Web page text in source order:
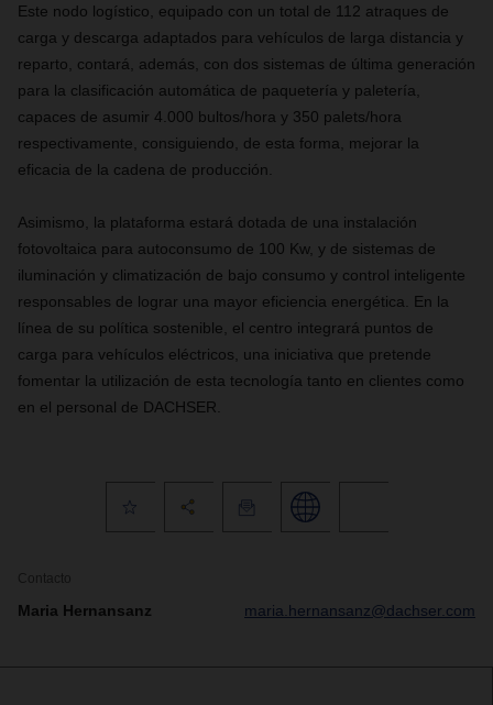
Este nodo logístico, equipado con un total de 112 atraques de
carga y descarga adaptados para vehículos de larga distancia y
reparto, contará, además, con dos sistemas de última generación
para la clasificación automática de paquetería y paletería,
capaces de asumir 4.000 bultos/hora y 350 palets/hora
respectivamente, consiguiendo, de esta forma, mejorar la
eficacia de la cadena de producción.
Asimismo, la plataforma estará dotada de una instalación
fotovoltaica para autoconsumo de 100 Kw, y de sistemas de
iluminación y climatización de bajo consumo y control inteligente
responsables de lograr una mayor eficiencia energética. En la
línea de su política sostenible, el centro integrará puntos de
carga para vehículos eléctricos, una iniciativa que pretende
fomentar la utilización de esta tecnología tanto en clientes como
en el personal de DACHSER.
Contacto
Maria Hernansanz maria.hernansanz@dachser.com